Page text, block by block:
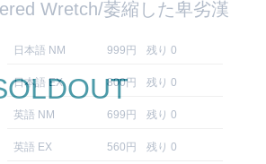
Wretch/萎縮した卑劣漢
日本語 NM 999円 残り 0
日本語 EX 800円 残り 0
英語 NM 699円 残り 0
英語 EX 560円 残り 0